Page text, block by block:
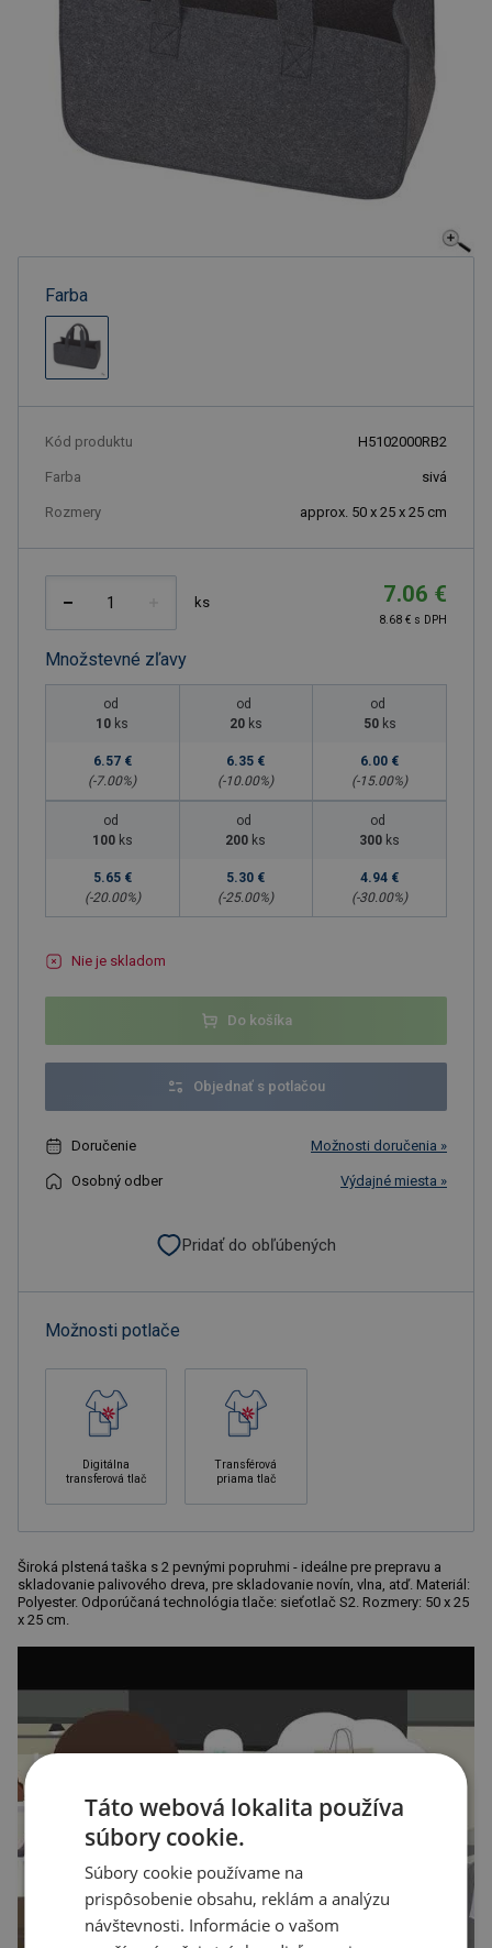
Farba
Kód produktu H5102000RB2
Farba sivá
Rozmery approx. 50 x 25 x 25 cm
ks 7.06 €
8.68 € s DPH
Množstevné zľavy
od
10 ks
6.57 €
(-7.00%)
od
20 ks
6.35 €
(-10.00%)
od
50 ks
6.00 €
(-15.00%)
od
100 ks
5.65 €
(-20.00%)
od
200 ks
5.30 €
(-25.00%)
od
300 ks
4.94 €
(-30.00%)
Nie je skladom
Do košíka
Objednať s potlačou
Doručenie Možnosti doručenia »
Osobný odber Výdajné miesta »
Pridať do obľúbených
Možnosti potlače
Digitálna
transferová tlač
Transférová
priama tlač
Široká plstená taška s 2 pevnými popruhmi - ideálne pre prepravu a
skladovanie palivového dreva, pre skladovanie novín, vlna, atď. Materiál:
Polyester. Odporúčaná technológia tlače: sieťotlač S2. Rozmery: 50 x 25
x 25 cm.
Táto webová lokalita používa
súbory cookie.
Súbory cookie používame na
prispôsobenie obsahu, reklám a analýzu
návštevnosti. Informácie o vašom